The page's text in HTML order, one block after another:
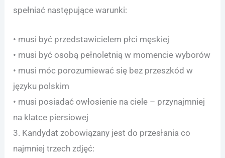
spełniać następujące warunki:
• musi być przedstawicielem płci męskiej
• musi być osobą pełnoletnią w momencie wyborów
• musi móc porozumiewać się bez przeszkód w
języku polskim
• musi posiadać owłosienie na ciele – przynajmniej
na klatce piersiowej
3. Kandydat zobowiązany jest do przesłania co
najmniej trzech zdjęć: